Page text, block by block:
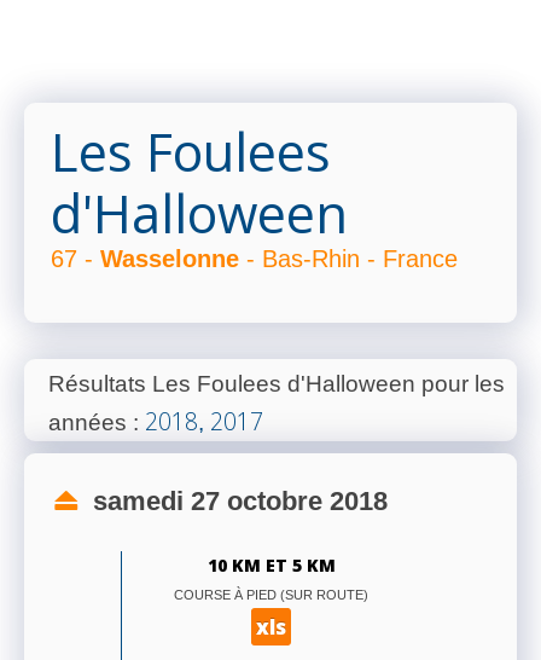
Les Foulees
d'Halloween
67 - Wasselonne - Bas-Rhin - France
Résultats Les Foulees d'Halloween pour les
années : 2018, 2017
samedi 27 octobre 2018
10 KM ET 5 KM
COURSE À PIED (SUR ROUTE)
xls